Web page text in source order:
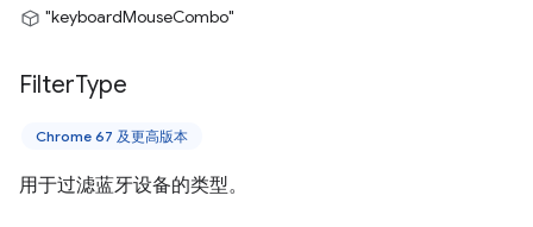
"keyboardMouseCombo"
FilterType
Chrome 67 及更高版本
用于过滤蓝牙设备的类型。